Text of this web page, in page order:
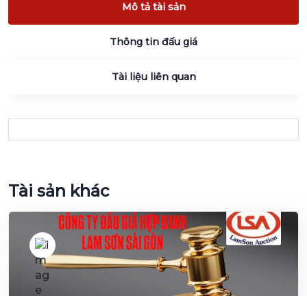
Mô tả tài sản
Thông tin đấu giá
Tài liệu liên quan
Tài sản khác